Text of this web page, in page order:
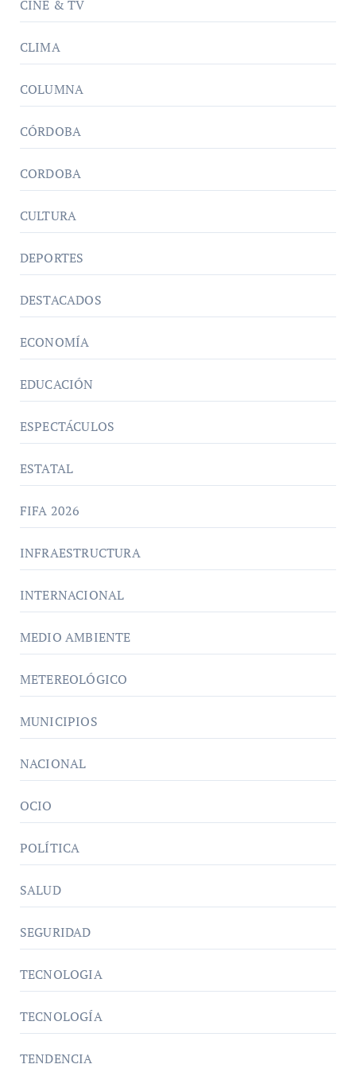
CINE & TV
CLIMA
COLUMNA
CÓRDOBA
CORDOBA
CULTURA
DEPORTES
DESTACADOS
ECONOMÍA
EDUCACIÓN
ESPECTÁCULOS
ESTATAL
FIFA 2026
INFRAESTRUCTURA
INTERNACIONAL
MEDIO AMBIENTE
METEREOLÓGICO
MUNICIPIOS
NACIONAL
OCIO
POLÍTICA
SALUD
SEGURIDAD
TECNOLOGIA
TECNOLOGÍA
TENDENCIA